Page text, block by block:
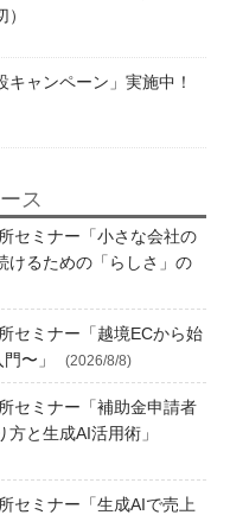
ャンペーン」実施中！
ス
セミナー「小さな会社の
けるための「らしさ」の
セミナー「越境ECから始
〜」
(2026/8/8)
セミナー「補助金申請者
と生成AI活用術」
セミナー「生成AIで売上